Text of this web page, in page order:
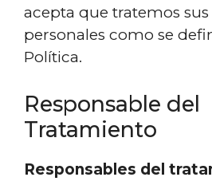
acepta que tratemos sus
personales como se
Política.
Responsable del
Tratamiento
Responsables del